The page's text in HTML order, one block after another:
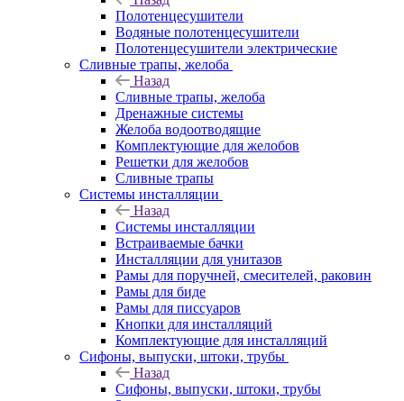
Полотенцесушители
Водяные полотенцесушители
Полотенцесушители электрические
Сливные трапы, желоба
Назад
Сливные трапы, желоба
Дренажные системы
Желоба водоотводящие
Комплектующие для желобов
Решетки для желобов
Сливные трапы
Системы инсталляции
Назад
Системы инсталляции
Встраиваемые бачки
Инсталляции для унитазов
Рамы для поручней, смесителей, раковин
Рамы для биде
Рамы для писсуаров
Кнопки для инсталляций
Комплектующие для инсталляций
Сифоны, выпуски, штоки, трубы
Назад
Сифоны, выпуски, штоки, трубы